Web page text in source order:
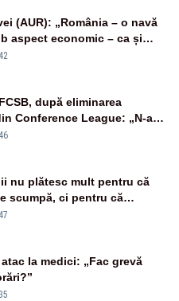
(AUR): „România – o navă
aspect economic – ca și
din ultimii 36 de
după eliminarea
Conference League: „N-ai
în evidență și lucrurile
nu plătesc mult pentru că
scumpă, ci pentru că
e taxată scump
la medici: „Fac grevă